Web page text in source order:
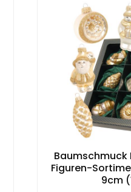
Baumschmuck
Figuren-
9cm